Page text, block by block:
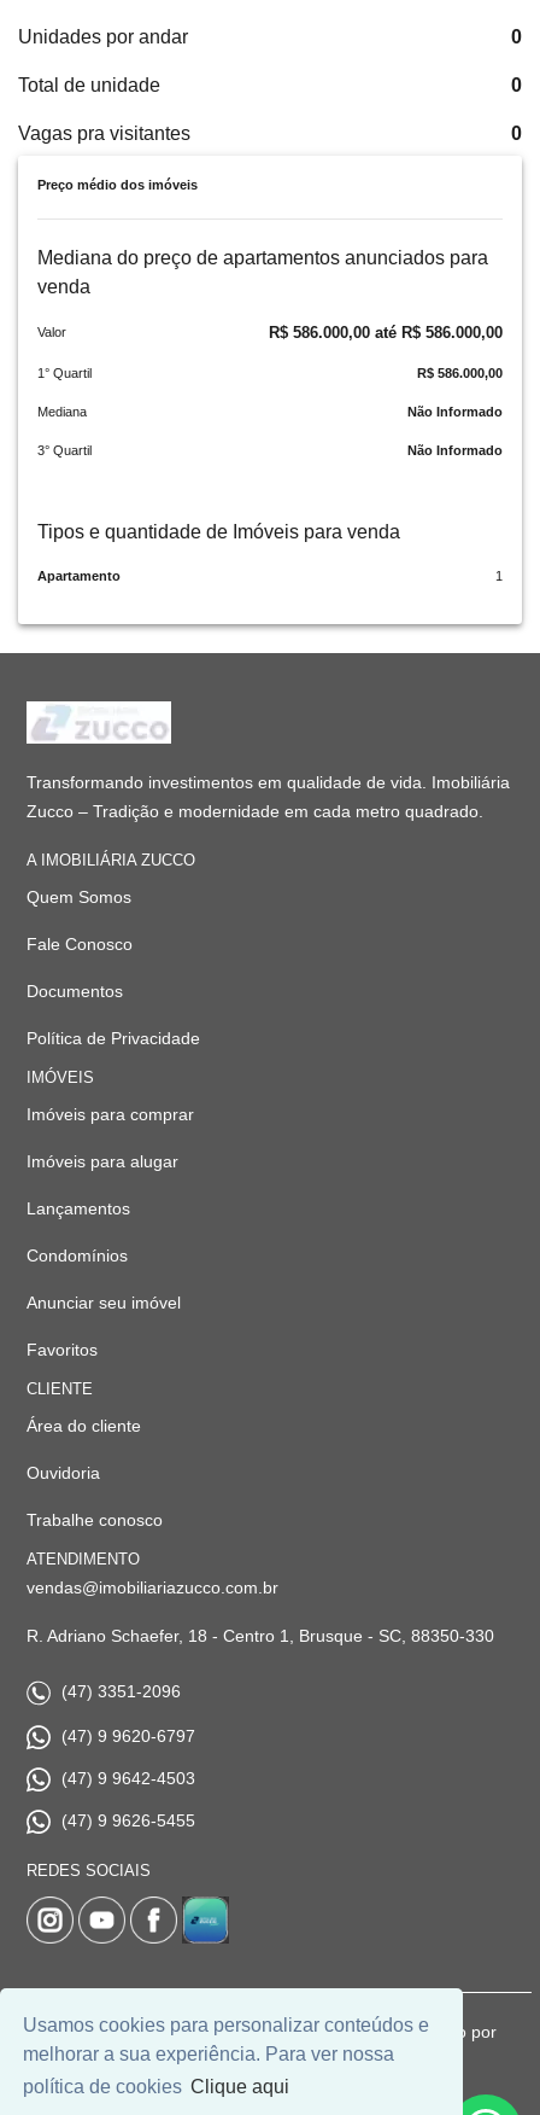
Usamos cookies para personalizar conteúdos e
melhorar a sua experiência. Para ver nossa
política de cookies Clique aqui
Unidades por andar 0
Total de unidade 0
Vagas pra visitantes 0
Preço médio dos imóveis
Mediana do preço de apartamentos anunciados para
venda
Valor R$ 586.000,00 até R$ 586.000,00
1° Quartil R$ 586.000,00
Mediana Não Informado
3° Quartil Não Informado
Tipos e quantidade de Imóveis para venda
Apartamento 1
Transformando investimentos em qualidade de vida. Imobiliária
Zucco – Tradição e modernidade em cada metro quadrado.
A IMOBILIÁRIA ZUCCO
Quem Somos
Fale Conosco
Documentos
Política de Privacidade
IMÓVEIS
Imóveis para comprar
Imóveis para alugar
Lançamentos
Condomínios
Anunciar seu imóvel
Favoritos
CLIENTE
Área do cliente
Ouvidoria
Trabalhe conosco
ATENDIMENTO
vendas@imobiliariazucco.com.br
R. Adriano Schaefer, 18 - Centro 1, Brusque - SC, 88350-330
(47) 3351-2096
(47) 9 9620-6797
(47) 9 9642-4503
(47) 9 9626-5455
REDES SOCIAIS
© 2026 | Imobiliária Zucco | CRECI: 1037-J | Desenvolvido por
Universal Software.